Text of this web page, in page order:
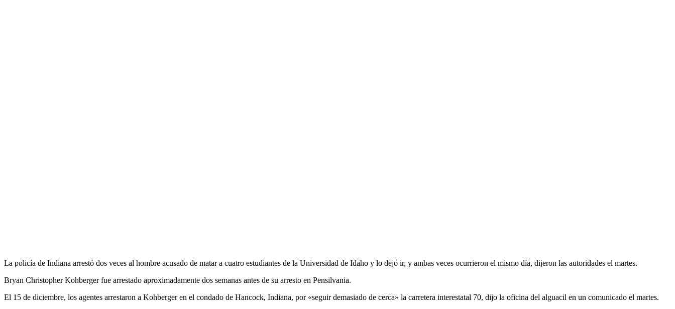
La policía de Indiana arrestó dos veces al hombre acusado de matar a cuatro estudiantes de la Universidad de Idaho y lo dejó ir, y ambas veces ocurrieron el mismo día, dijeron las autoridades el martes.
Bryan Christopher Kohberger fue arrestado aproximadamente dos semanas antes de su arresto en Pensilvania.
El 15 de diciembre, los agentes arrestaron a Kohberger en el condado de Hancock, Indiana, por «seguir demasiado de cerca» la carretera interestatal 70, dijo la oficina del alguacil en un comunicado el martes.